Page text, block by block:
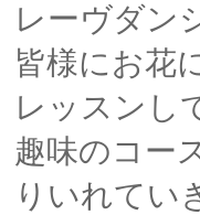
レーヴダン
皆様にお花
レッスンし
趣味のコー
りいれてい